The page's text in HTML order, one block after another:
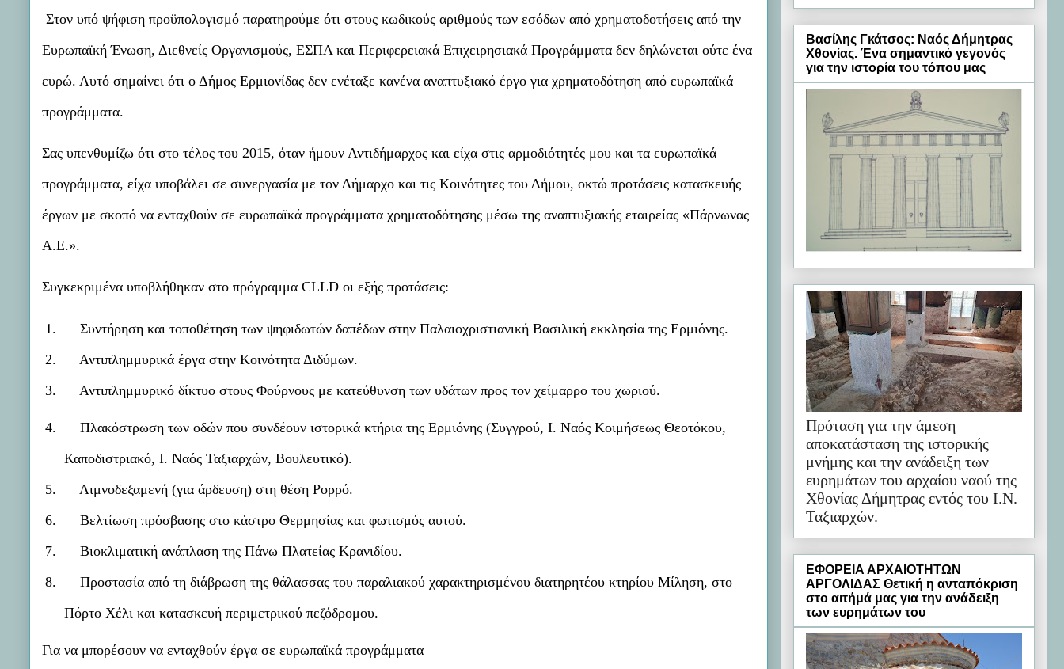
Στον υπό ψήφιση προϋπολογισμό παρατηρούμε ότι στους κωδικούς αριθμούς των εσόδων από χρηματοδοτήσεις από την
Ευρωπαϊκή Ένωση, Διεθνείς Οργανισμούς, ΕΣΠΑ και Περιφερειακά Επιχειρησιακά Προγράμματα δεν δηλώνεται ούτε ένα
ευρώ. Αυτό σημαίνει ότι ο Δήμος Ερμιονίδας δεν ενέταξε κανένα αναπτυξιακό έργο για χρηματοδότηση από ευρωπαϊκά
προγράμματα.
Σας υπενθυμίζω ότι στο τέλος του 2015, όταν ήμουν Αντιδήμαρχος και είχα στις αρμοδιότητές μου και τα ευρωπαϊκά
προγράμματα, είχα υποβάλει σε συνεργασία με τον Δήμαρχο και τις Κοινότητες του Δήμου, οκτώ προτάσεις κατασκευής
έργων με σκοπό να ενταχθούν σε ευρωπαϊκά προγράμματα χρηματοδότησης μέσω της αναπτυξιακής εταιρείας «Πάρνωνας
Α.Ε.».
Συγκεκριμένα υποβλήθηκαν στο πρόγραμμα CLLD οι εξής προτάσεις:
1.
Συντήρηση και τοποθέτηση των ψηφιδωτών δαπέδων στην Παλαιοχριστιανική Βασιλική εκκλησία της Ερμιόνης.
2.
Αντιπλημμυρικά έργα στην Κοινότητα Διδύμων.
3.
Αντιπλημμυρικό δίκτυοστους Φούρνους με κατεύθυνση των υδάτων προς τον χείμαρρο του χωριού.
4.
Πλακόστρωση των οδών που συνδέουν ιστορικά κτήρια της Ερμιόνης (Συγγρού, Ι. Ναός Κοιμήσεως Θεοτόκου,
Καποδιστριακό, Ι. Ναός Ταξιαρχών, Βουλευτικό).
5.
Λιμνοδεξαμενή (για άρδευση) στη θέση Ρορρό.
6.
Βελτίωση πρόσβασης στο κάστρο Θερμησίας και φωτισμός αυτού.
7.
Βιοκλιματική ανάπλαση της Πάνω Πλατείας Κρανιδίου.
8.
Προστασία από τη διάβρωση της θάλασσας του παραλιακού χαρακτηρισμένου διατηρητέου κτηρίου Μίληση, στο
Πόρτο Χέλι και κατασκευή περιμετρικού πεζόδρομου.
Για να μπορέσουν να ενταχθούν έργα σε ευρωπαϊκά προγράμματα
Βασίλης Γκάτσος: Ναός Δήμητρας
Χθονίας. Ένα σημαντικό γεγονός
για την ιστορία του τόπου μας
Πρόταση για την άμεση
αποκατάσταση της ιστορικής
μνήμης και την ανάδειξη των
ευρημάτων του αρχαίου ναού της
Χθονίας Δήμητρας εντός του Ι.Ν.
Ταξιαρχών.
ΕΦΟΡΕΙΑ ΑΡΧΑΙΟΤΗΤΩΝ
ΑΡΓΟΛΙΔΑΣ Θετική η ανταπόκριση
στο αιτήμά μας για την ανάδειξη
των ευρημάτων του